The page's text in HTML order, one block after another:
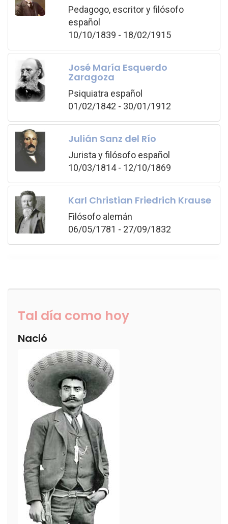
Pedagogo, escritor y filósofo
español
10/10/1839 - 18/02/1915
José María Esquerdo
Zaragoza
Psiquiatra español
01/02/1842 - 30/01/1912
Julián Sanz del Río
Jurista y filósofo español
10/03/1814 - 12/10/1869
Karl Christian Friedrich Krause
Filósofo alemán
06/05/1781 - 27/09/1832
Tal día como hoy
Nació